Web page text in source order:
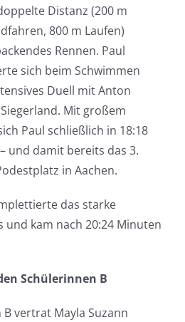
Distanz (200 m
800 m Laufen)
Rennen. Paul
sich beim Schwimmen
Duell mit Anton
Mit großem
Paul schließlich in 18:18
und damit bereits das 3.
in Aachen.
das starke
und kam nach 20:24 Minuten
Schülerinnen B
vertrat Mayla Suzann